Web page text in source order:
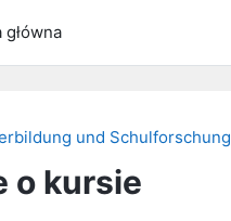
główna
und Schulforschung
o kursie